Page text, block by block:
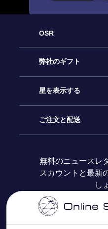
OSR
カスタマーサービス
お問い合わせ
ブログ
レビュー
弊社のギフト
Online Starギフト
OSRギフトパック
OSR ギフトカード
法人ギフト
星を表示する
星の登録
カスタマイズされた
One Million Stars
ご注文と配送
お支払いに関する情報
配送に関する情報
無料のニュースレ
スカウントと最新
し